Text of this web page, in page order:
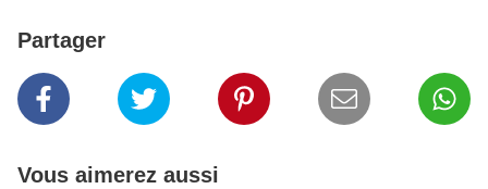
Partager
Vous aimerez aussi